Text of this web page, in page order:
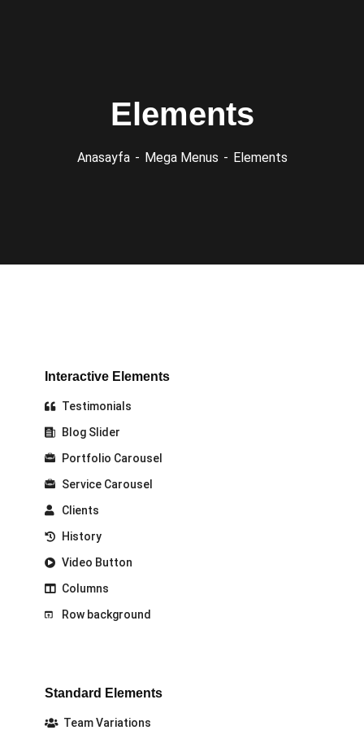
Elements
Anasayfa Mega Menus Elements
Interactive Elements
Testimonials
Blog Slider
Portfolio Carousel
Service Carousel
Clients
History
Video Button
Columns
Row background
Standard Elements
Team Variations